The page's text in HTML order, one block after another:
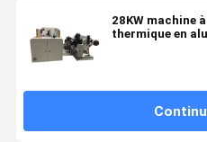
28KW machine
thermique en